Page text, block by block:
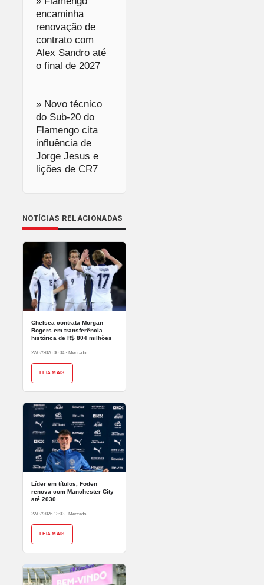
encaminha
renovação de
contrato com
Alex Sandro até
o final de 2027
» Novo técnico
do Sub-20 do
Flamengo cita
influência de
Jorge Jesus e
lições de CR7
NOTÍCIAS RELACIONADAS
Chelsea contrata Morgan
Rogers em transferência
histórica de R$ 804 milhões
22/07/2026 00:04 · Mercado
LEIA MAIS
Líder em títulos, Foden
renova com Manchester City
até 2030
22/07/2026 13:03 · Mercado
LEIA MAIS